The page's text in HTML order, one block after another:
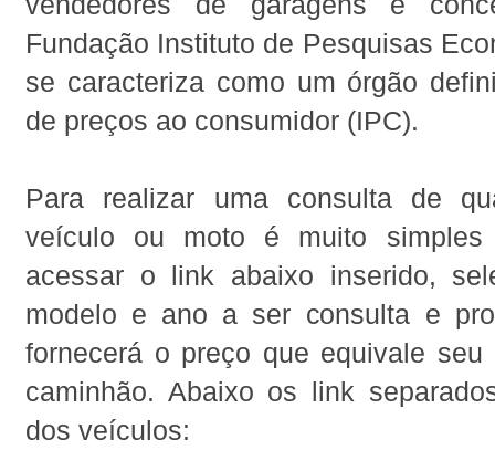
Fundação Instituto de Pesquisas
se caracteriza como um órgão
de preços ao consumidor (IPC).
Para realizar uma consulta de
veículo ou moto é muito
acessar o link abaixo inserido,
modelo e ano a ser consulta e
fornecerá o preço que equivale seu
caminhão. Abaixo os link
dos veículos: